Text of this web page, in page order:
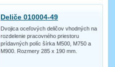
Deliče 010004-49
Dvojica oceľových deličov vhodných na
rozdelenie pracovného priestoru
prídavných políc šírka M500, M750 a
M900. Rozmery 285 x 190 mm.